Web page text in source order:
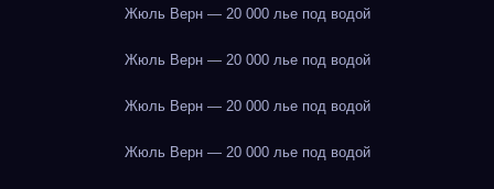
Жюль Верн — 20 000 лье под водой
Жюль Верн — 20 000 лье под водой
Жюль Верн — 20 000 лье под водой
Жюль Верн — 20 000 лье под водой